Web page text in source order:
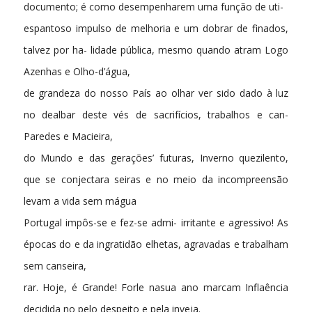
documento; é como desempenharem uma função de uti-
espantoso impulso de melhoria e um dobrar de finados,
talvez por ha- lidade pública, mesmo quando atram Logo
Azenhas e Olho-d’água,
de grandeza do nosso País ao olhar ver sido dado à luz
no dealbar deste vés de sacrifícios, trabalhos e can-
Paredes e Macieira,
do Mundo e das gerações’ futuras, Inverno quezilento,
que se conjectara seiras e no meio da incompreensão
levam a vida sem mágua
Portugal impôs-se e fez-se admi- irritante e agressivo! As
épocas do e da ingratidão elhetas, agravadas e trabalham
sem canseira,
rar. Hoje, é Grande! Forle nasua ano marcam Inflaência
decidida no pelo despeito e pela inveja.